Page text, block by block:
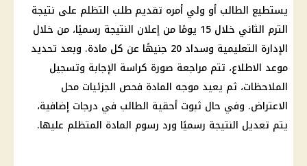
يستطيع الطالب أو ولي أمره تقديم طلب التظلم على نتيجة
الترم الثاني خلال 15 يومًا من إعلان النتيجة رسميًا، من خلال
الإدارة التعليمية وسداد 20 جنيهًا عن كل مادة. وبعد تحديد
موعد الاطلاع، تتم مراجعة صورة كراسة الإجابة وتسجيل
الملاحظات، ثم يعيد موجه المادة فحص الجزئيات محل
الاعتراض. وفي حال ثبوت أحقية الطالب في درجات إضافية،
يتم تعديل النتيجة رسميًا ورد رسوم المادة المتظلم عليها.